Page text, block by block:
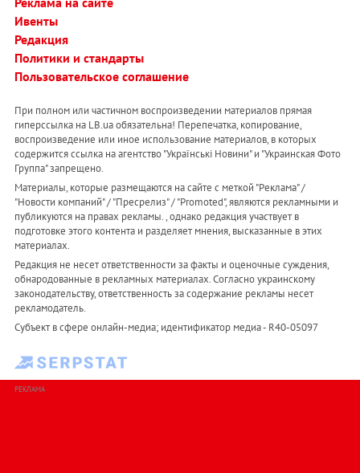
Ивенты
Редакция
Политики и стандарты
Пользовательское соглашение
При полном или частичном воспроизведении материалов прямая
гиперссылка на LB.ua обязательна! Перепечатка, копирование,
воспроизведение или иное использование материалов, в которых
содержится ссылка на агентство "Українськi Новини" и "Украинская Фото
Группа" запрещено.
Материалы, которые размещаются на сайте с меткой "Реклама" /
"Новости компаний" / "Пресрелиз" / "Promoted", являются рекламными и
публикуются на правах рекламы. , однако редакция участвует в
подготовке этого контента и разделяет мнения, высказанные в этих
материалах.
Редакция не несет ответственности за факты и оценочные суждения,
обнародованные в рекламных материалах. Согласно украинскому
законодательству, ответственность за содержание рекламы несет
рекламодатель.
Субъект в сфере онлайн-медиа; идентификатор медиа - R40-05097
РЕКЛАМА